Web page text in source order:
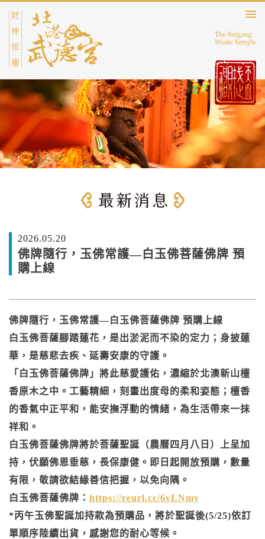
2026.05.20
佛牌隨行，玉佛常護—白玉佛菩薩佛牌 預
購上線
佛牌隨行，玉佛常護—白玉佛菩薩佛牌 預購上線
白玉佛菩薩腳踏蓮花，是出淤泥而不染的定力；身披蓮
華，是慈悲去疾、延壽安康的守護。
「白玉佛菩薩佛牌」將此慈愛護佑，濃縮於北澳新山檀
香原木之中。工藝精細，刻畫出度母的柔和姿態；檀香
的香氣中正平和，能安撫浮動的情緒，為生活帶來一抹
祥和。
白玉佛菩薩佛牌將於菩薩聖誕（農曆四月八日）上呈加
持，伏願佛恩垂慈，長保康健。即日起開放預購，數量
有限，敬請欲結緣善信把握，以免向隅。
白玉佛菩薩佛牌： https://reurl.cc/6vLNmy
*丙午玉佛聖誕加持款為預購品，將於聖誕後(5/25)依訂
單順序陸續出貨，感謝您的耐心等候。